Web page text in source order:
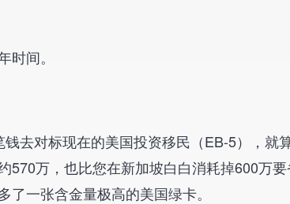
间。
去对标现在的美国投资移民（EB-5），就
万，也比您在新加坡白白消耗掉600万要
一张含金量极高的美国绿卡。